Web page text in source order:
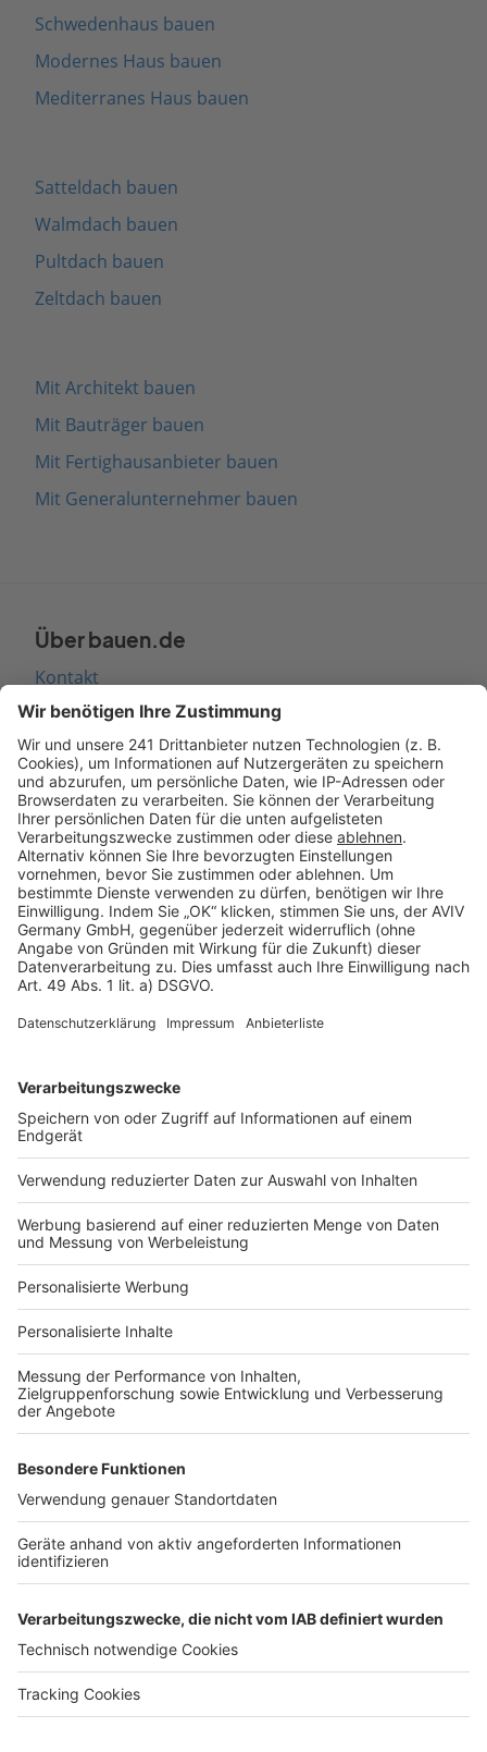
Schwedenhaus bauen
Modernes Haus bauen
Mediterranes Haus bauen
Satteldach bauen
Walmdach bauen
Pultdach bauen
Zeltdach bauen
Mit Architekt bauen
Mit Bauträger bauen
Mit Fertighausanbieter bauen
Mit Generalunternehmer bauen
Über bauen.de
Kontakt
Seitenaufbau
Barrierefreiheit
Cookie Einstellungen
Rechtliches
AGB-Übersicht
Datenschutz
Impressum
Services
Bauprojekt-Quiz
Häuser-Suche
Hausanbieter-Suche
Bauprojekt-Profil
Für Unternehmen
Ihre Baufirma auf bauen.de
Kostenloses Infogespräch